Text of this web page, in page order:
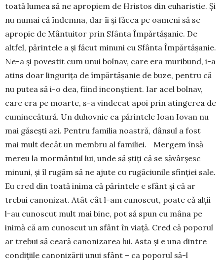
toată lumea să ne apro­piem de Hristos din euharistie. Și
nu numai că îndemna, dar îi și făcea pe oameni să se
apropie de Mântuitor prin Sfânta Împărtă­șanie. De
altfel, părintele a și făcut minuni cu Sfânta Împărtășanie.
Ne-a și povestit cum unui bolnav, care era muribund, i-a
atins doar lingurița de împărtășanie de buze, pentru că
nu putea să i-o dea, fiind incon­știent. Iar acel bolnav,
care era pe moarte, s-a vindecat apoi prin atingerea de
cumi­necătură. Un duhovnic ca părintele Ioan Iovan nu
mai găsești azi. Pentru familia noastră, dânsul a fost
mai mult decât un membru al familiei. Mergem însă
mereu la mormântul lui, unde să știți că se săvârșesc
minuni, și îl rugăm să ne ajute cu rugăciu­nile sfinției sale.
Eu cred din toată inima că părintele e sfânt și că ar
trebui canonizat. Atât cât l-am cunoscut, poate că alții
l-au cunoscut mult mai bine, pot să spun cu mâna pe
inimă că am cunoscut un sfânt în viață. Cred că poporul
ar trebui să ceară canonizarea lui. Asta și e una dintre
con­dițiile canonizării unui sfânt – ca poporul să-l